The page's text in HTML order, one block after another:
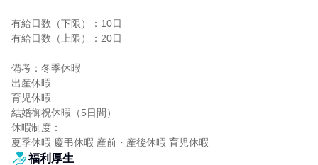
有給日数（下限）：10日
有給日数（上限）：20日
備考：冬季休暇
出産休暇
育児休暇
結婚御祝休暇（5日間）
休暇制度：
夏季休暇 慶弔休暇 産前・産後休暇 育児休暇
福利厚生